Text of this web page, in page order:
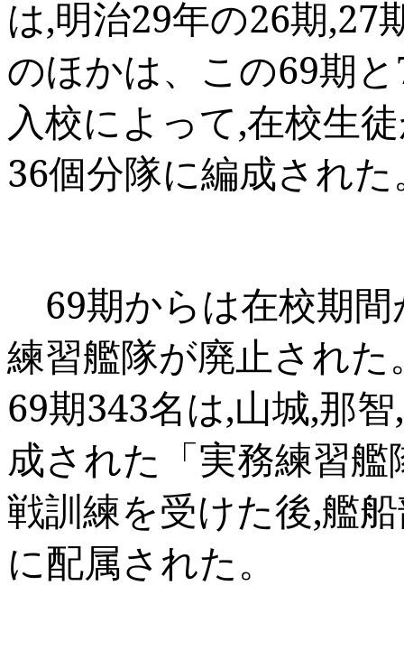
は,明治29年の26期,27
のほかは、この69期と
入校によって,在校生
36個分隊に編成された
69期からは在校期間
練習艦隊が廃止された
69期343名は,山城,那智,
成された「実務練習
戦訓練を受けた後,艦
に配属された。